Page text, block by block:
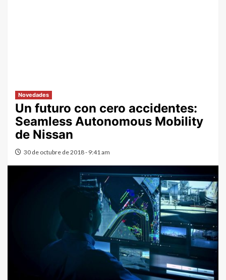
Novedades
Un futuro con cero accidentes:
Seamless Autonomous Mobility
de Nissan
30 de octubre de 2018 - 9:41 am